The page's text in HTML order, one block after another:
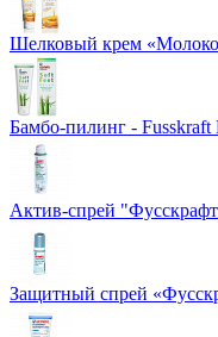
Шелковый крем
Бамбо-пилинг - Fusskraft
Актив-спрей
Защитный спрей